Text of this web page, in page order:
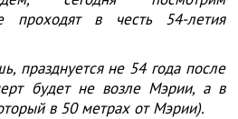
проходят в честь 54-летия
празднуется не 54 года после
будет не возле Мэрии, а в
в 50 метрах от Мэрии).